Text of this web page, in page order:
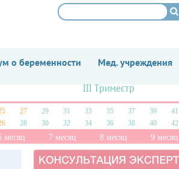
о беременности Мед. учреждения
III Триместр
27 29 31 33 35 37 39
41
28 30 32 34 36 38 40 42
месяц 7 месяц 8 месяц 9 месяц